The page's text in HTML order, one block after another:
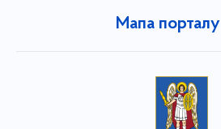
Мапа порталу